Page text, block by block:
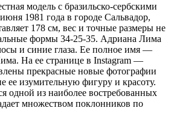
модель с бразильско-сербскими
1981 года в городе Сальвадор,
178 см, вес и точные размеры не
формы 34-25-35. Адриана Лима
и синие глаза. Ее полное имя —
На ее странице в Instagram —
прекрасные новые фотографии
ее изумительную фигуру и красоту.
одной из наиболее востребованных
множеством поклонников по